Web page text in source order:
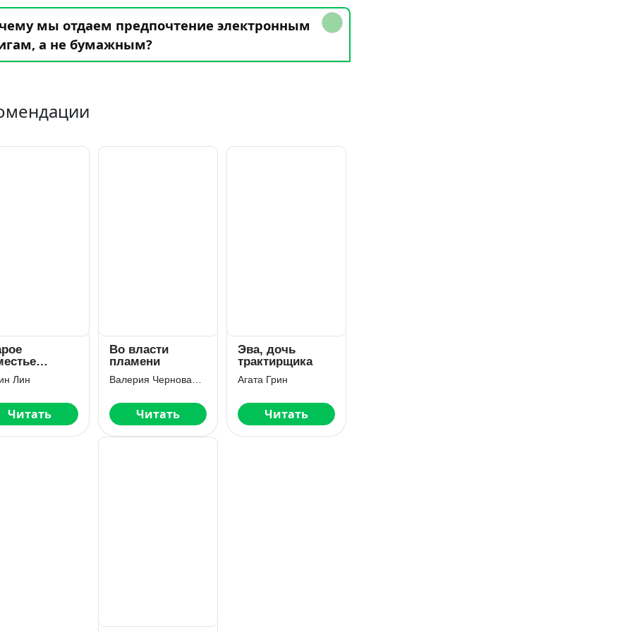
мы отдаем предпочтение электронным
а не бумажным?
Лин
Читать
Во власти
пламени
Читать
Эва, дочь
трактирщика
Агата Грин
Читать